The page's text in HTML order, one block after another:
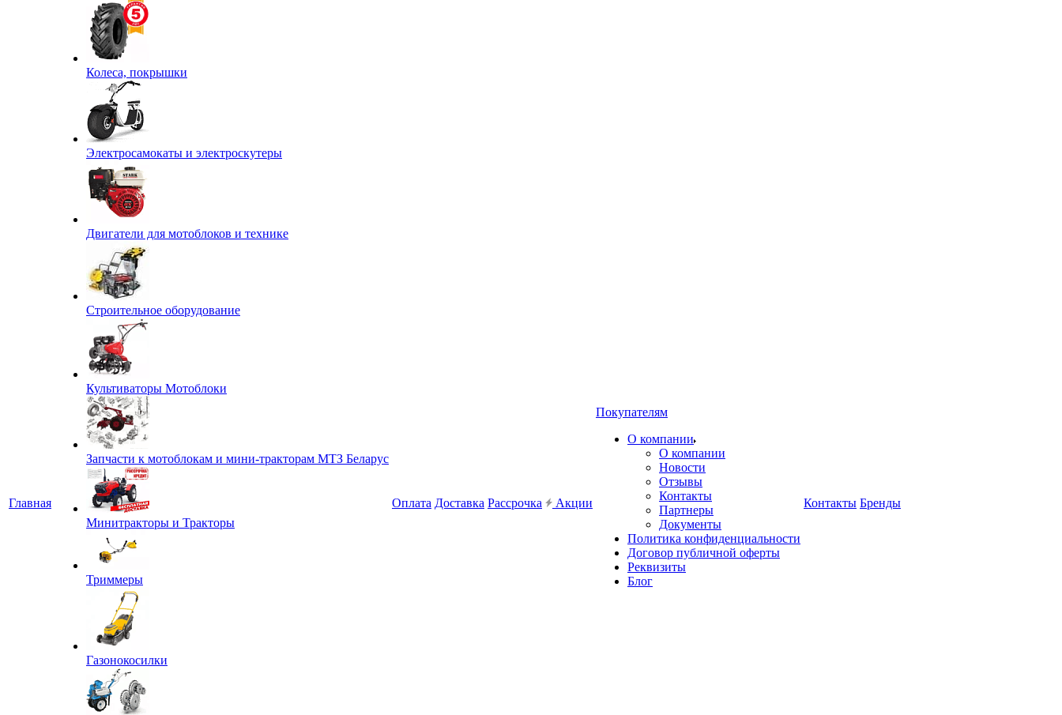
Главная
Колеса, покрышки
Электросамокаты и электроскутеры
Двигатели для мотоблоков и технике
Строительное оборудование
Культиваторы Мотоблоки
Запчасти к мотоблокам и мини-тракторам МТЗ Беларус
Минитракторы и Тракторы
Триммеры
Газонокосилки
Оплата Доставка Рассрочка Акции
Покупателям
О компании
О компании
Новости
Отзывы
Контакты
Партнеры
Документы
Политика конфиденциальности
Договор публичной оферты
Реквизиты
Блог
Контакты Бренды